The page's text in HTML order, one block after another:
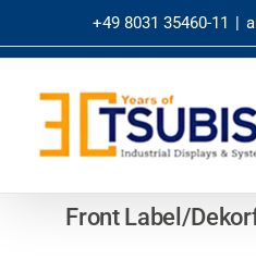
springen
+49 8031 35460-11 |
Front Label/